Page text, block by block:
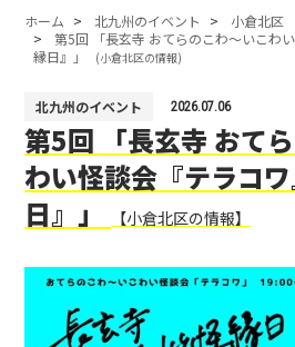
ホーム 北九州のイベント
小倉北区
第5回 「長玄寺 おてらのこわ〜いこわ
縁日』」
(小倉北区の情報)
北九州のイベント 2026.07.06
第5回 「長玄寺 おて
わい怪談会『テラコ
日』」
【小倉北区の情報】